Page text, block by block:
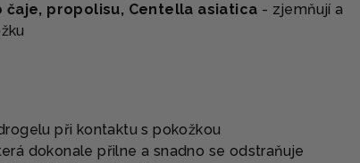
čaje, propolisu, Centella asiatica - zjemňují a
při kontaktu s pokožkou
dokonale přilne a snadno se odstraňuje